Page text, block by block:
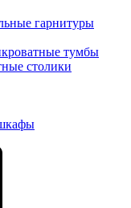
гарнитуры
тумбы
столики